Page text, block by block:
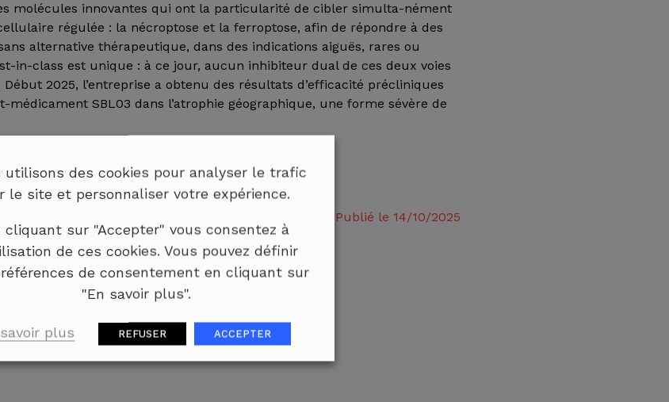
molécules innovantes qui ont la particularité de cibler simulta-nément
régulée : la nécroptose et la ferroptose, afin de répondre à des
alternative thérapeutique, dans des indications aiguës, rares ou
in-class est unique : à ce jour, aucun inhibiteur dual de ces deux voies
2025, l’entreprise a obtenu des résultats d’efficacité précliniques
SBL03 dans l’atrophie géographique, une forme sévère de
Publié le 14/10/2025
utilisons des cookies pour analyser le trafic
le site et personnaliser votre expérience.
cliquant sur "Accepter" vous consentez à
de ces cookies. Vous pouvez définir
de consentement en cliquant sur
"En savoir plus".
plus REFUSER ACCEPTER